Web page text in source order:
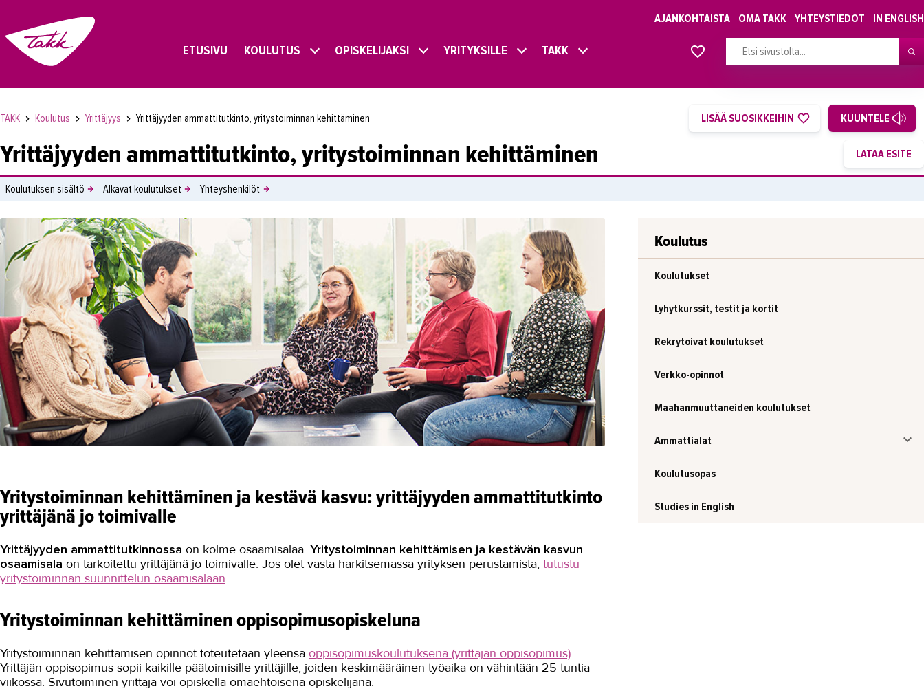
AJANKOHTAISTA OMA TAKK YHTEYSTIEDOT IN ENGLISH
ETUSIVU KOULUTUS OPISKELIJAKSI YRITYKSILLE TAKK
TAKK Koulutus Yrittäjyys Yrittäjyyden ammattitutkinto, yritystoiminnan kehittäminen LISÄÄ SUOSIKKEIHIN KUUNTELE
Yrittäjyyden ammattitutkinto, yritystoiminnan kehittäminen
Koulutuksen sisältö Alkavat koulutukset Yhteyshenkilöt
Yritystoiminnan kehittäminen ja kestävä kasvu: yrittäjyyden ammattitutkinto
yrittäjänä jo toimivalle
Yrittäjyyden ammattitutkinnossa on kolme osaamisalaa. Yritystoiminnan kehittämisen ja kestävän kasvun
osaamisala on tarkoitettu yrittäjänä jo toimivalle. Jos olet vasta harkitsemassa yrityksen perustamista, tutustu
yritystoiminnan suunnittelun osaamisalaan.
Yritystoiminnan kehittäminen oppisopimusopiskeluna
Yritystoiminnan kehittämisen opinnot toteutetaan yleensä oppisopimuskoulutuksena (yrittäjän oppisopimus).
Yrittäjän oppisopimus sopii kaikille päätoimisille yrittäjille, joiden keskimääräinen työaika on vähintään 25 tuntia
viikossa. Sivutoiminen yrittäjä voi opiskella omaehtoisena opiskelijana.
Koulutus
Koulutukset
Lyhytkurssit, testit ja kortit
Rekrytoivat koulutukset
Verkko-opinnot
Maahanmuuttaneiden koulutukset
Ammattialat
Koulutusopas
Studies in English
Alkavat koulutukset osiosta